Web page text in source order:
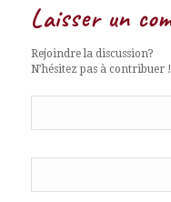
Laisser un
Rejoindre la discussion?
N’hésitez pas à contribuer !